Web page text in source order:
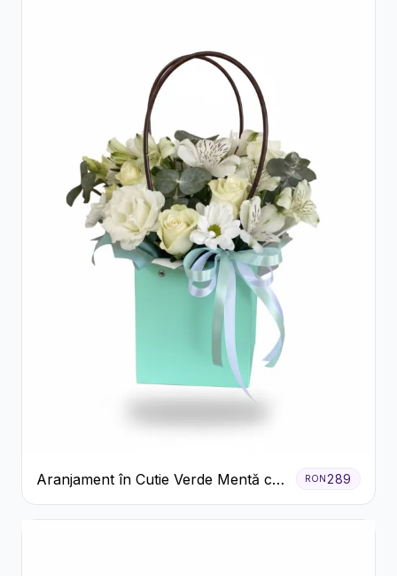
Aranjament în Cutie Verde Mentă cu
Trandafiri și Alstroemeria
RON289